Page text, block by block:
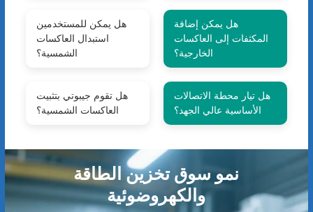
هل يمكن للمستخدمين
استبدال العاكسات
الشمسية؟
هل يمكن إضافة
المكثفات إلى العاكسات
الخارجية؟
هل تقوم جيبوتي بتثبيت
العاكسات الشمسية؟
هل تيار محطة الاتصالات
الأساسية عالي الجهد؟
نمو سوق تخزين الطاقة
والكهروضوئية